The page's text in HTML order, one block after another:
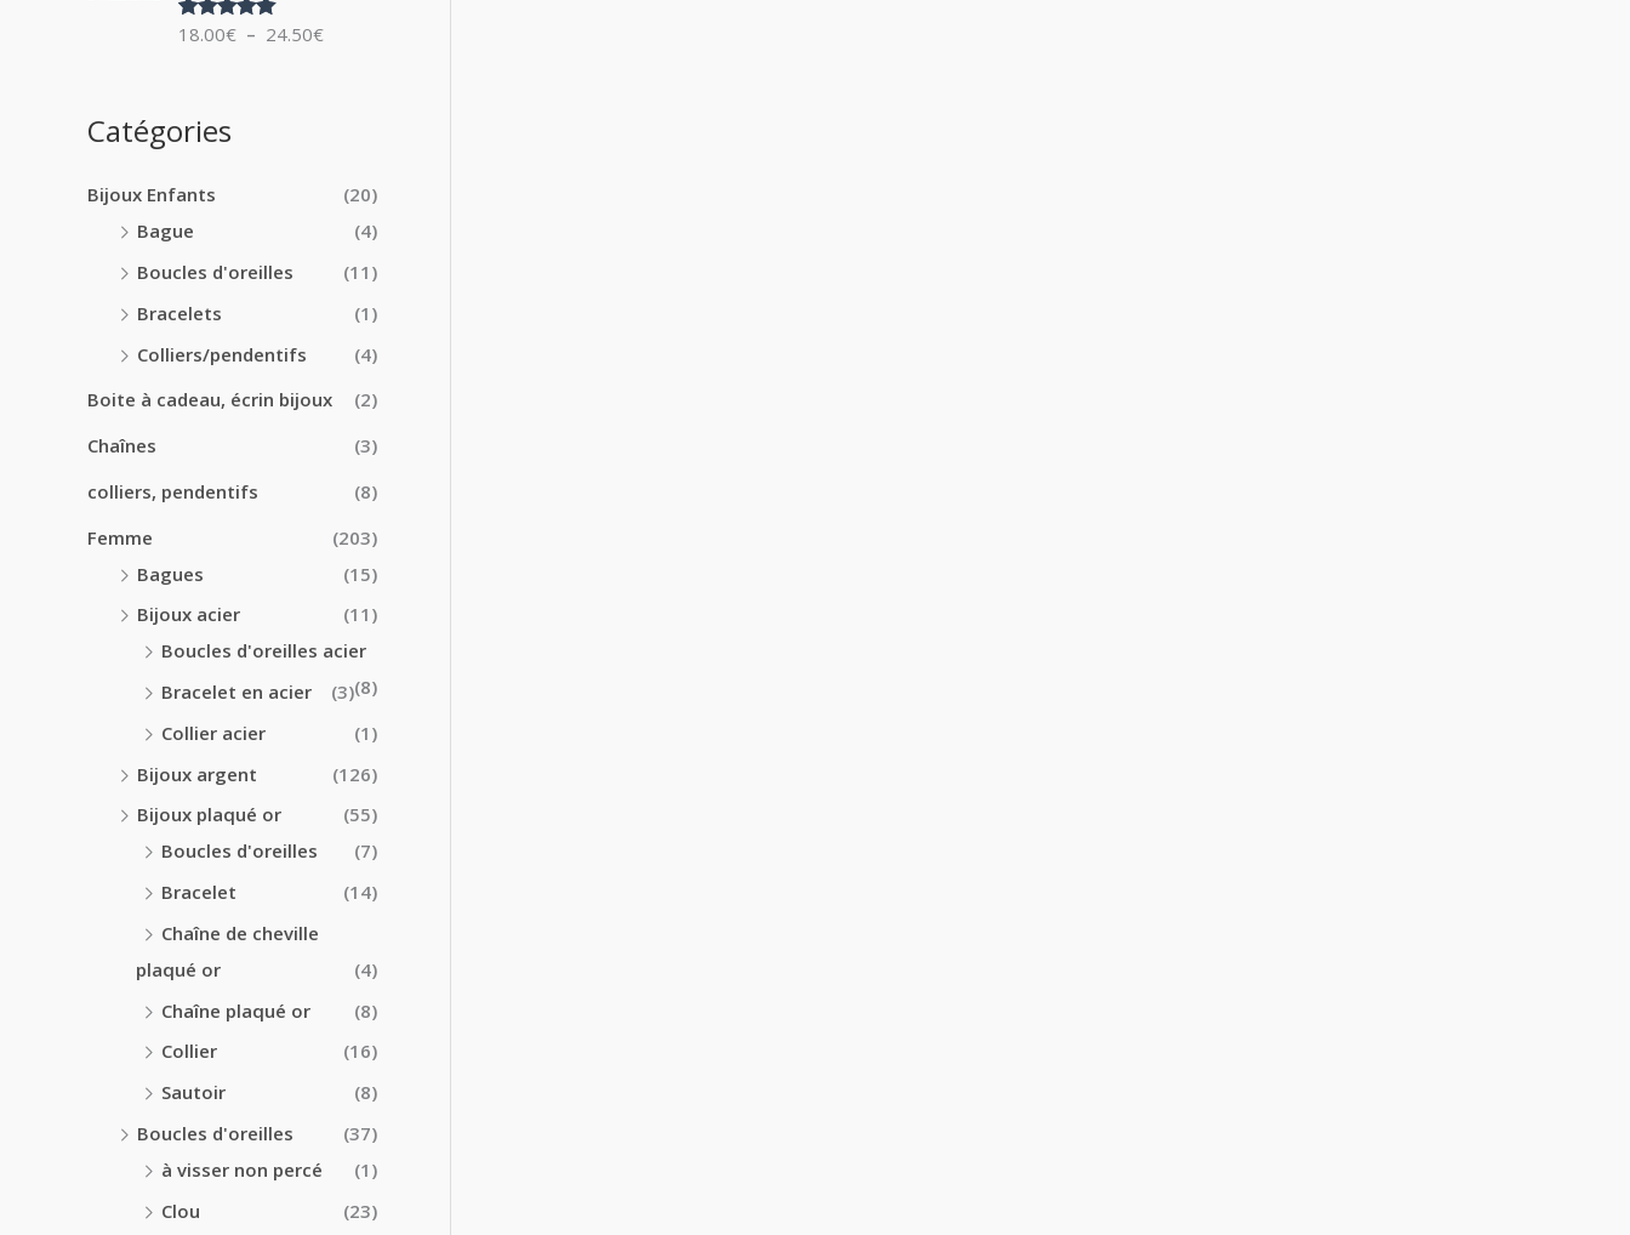
€:
Note5.00
18.00€ – 24.50€
2
Catégories
Bijoux Enfants
(20)
Bague
(4)
Boucles d'oreilles
(11)
Bracelets
(1)
Colliers/pendentifs
(4)
Boite à cadeau, écrin bijoux
(2)
Chaînes
(3)
colliers, pendentifs
(8)
Femme
(203)
Bagues
(15)
Bijoux acier
(11)
Boucles d'oreilles acier
(8)
Bracelet en acier
(3)
Collier acier
(1)
Bijoux argent
(126)
Bijoux plaqué or
(55)
Boucles d'oreilles
(7)
Bracelet
(14)
Chaîne de cheville
plaqué or
(4)
Chaîne plaqué or
(8)
Collier
(16)
Sautoir
(8)
Boucles d'oreilles
(37)
à visser non percé
(1)
Clou
(23)